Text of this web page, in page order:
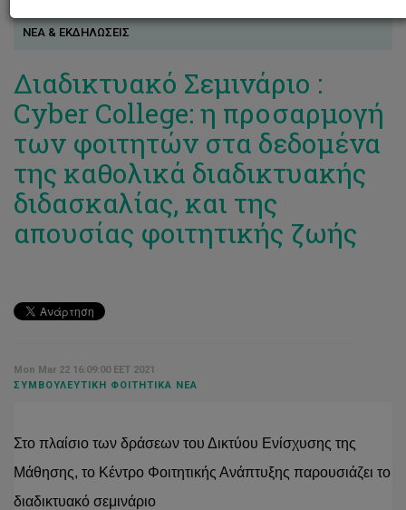
ΝΕΑ & ΕΚΔΗΛΩΣΕΙΣ
Διαδικτυακό Σεμινάριο :
Cyber College: η προσαρμογή
των φοιτητών στα δεδομένα
της καθολικά διαδικτυακής
διδασκαλίας, και της
απουσίας φοιτητικής ζωής
Mon Mar 22 16:09:00 EET 2021
ΣΥΜΒΟΥΛΕΥΤΙΚΉ ΦΟΙΤΗΤΙΚΆ ΝΈΑ
Στο πλαίσιο των δράσεων του Δικτύου Ενίσχυσης της
Μάθησης, το Κέντρο Φοιτητικής Ανάπτυξης παρουσιάζει το
διαδικτυακό σεμινάριο